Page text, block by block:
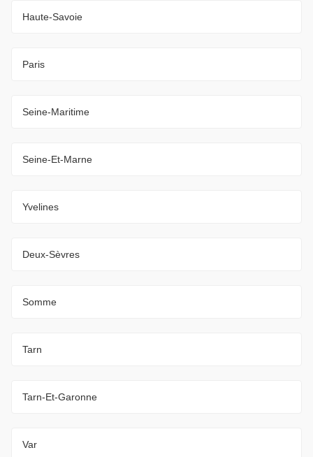
Haute-Savoie
Paris
Seine-Maritime
Seine-Et-Marne
Yvelines
Deux-Sèvres
Somme
Tarn
Tarn-Et-Garonne
Var